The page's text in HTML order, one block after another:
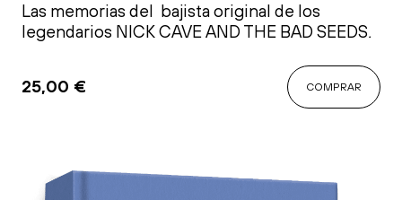
Las memorias del bajista original de los
legendarios NICK CAVE AND THE BAD SEEDS.
25,00 € COMPRAR